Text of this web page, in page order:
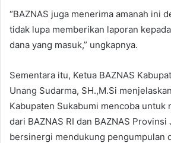
“BAZNAS juga menerima amanah ini
tidak lupa memberikan laporan
dana yang masuk,” ungkapnya.
Sementara itu, Ketua BAZNAS
Unang Sudarma, SH.,M.Si
Kabupaten Sukabumi mencoba untuk
dari BAZNAS RI dan BAZNAS Provinsi
bersinergi mendukung pengumpulan